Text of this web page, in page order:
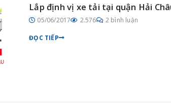
Lắp định vị xe tải tại quận Hải
05/06/2017 2.576 2 bình luận
ĐỌC TIẾP